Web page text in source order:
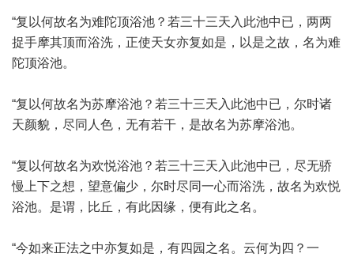
“复以何故名为难陀顶浴池？若三十三天入此池中已，两两
捉手摩其顶而浴洗，正使天女亦复如是，以是之故，名为难
陀顶浴池。
“复以何故名为苏摩浴池？若三十三天入此池中已，尔时诸
天颜貌，尽同人色，无有若干，是故名为苏摩浴池。
“复以何故名为欢悦浴池？若三十三天入此池中已，尽无骄
慢上下之想，望意偏少，尔时尽同一心而浴洗，故名为欢悦
浴池。是谓，比丘，有此因缘，便有此之名。
“今如来正法之中亦复如是，有四园之名。云何为四？一